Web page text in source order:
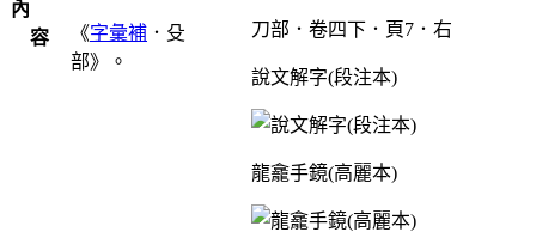
內
容
《字彙補 ．殳
部》。
刀部．卷四下．頁7．右
說文解字(段注本)
龍龕手鏡(高麗本)